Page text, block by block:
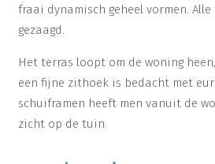
fraai dynamisch geheel vormen.
gezaagd.
Het terras loopt om de woning
een fijne zithoek is bedacht met
schuiframen heeft men vanuit de
zicht op de tuin.